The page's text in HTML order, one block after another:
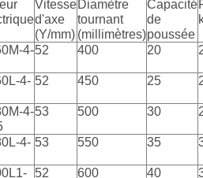
Vitesse
d'axe
(Y/mm)
Diamètre
tournant
(millimètres)
Capacité
de
poussée
4-52 400 20
4- 52 450 25
4-53 500 30
4- 53 550 35
52 600 40